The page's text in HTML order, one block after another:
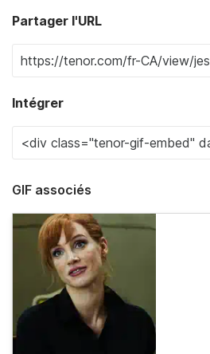
Partager l'URL
Intégrer
GIF associés